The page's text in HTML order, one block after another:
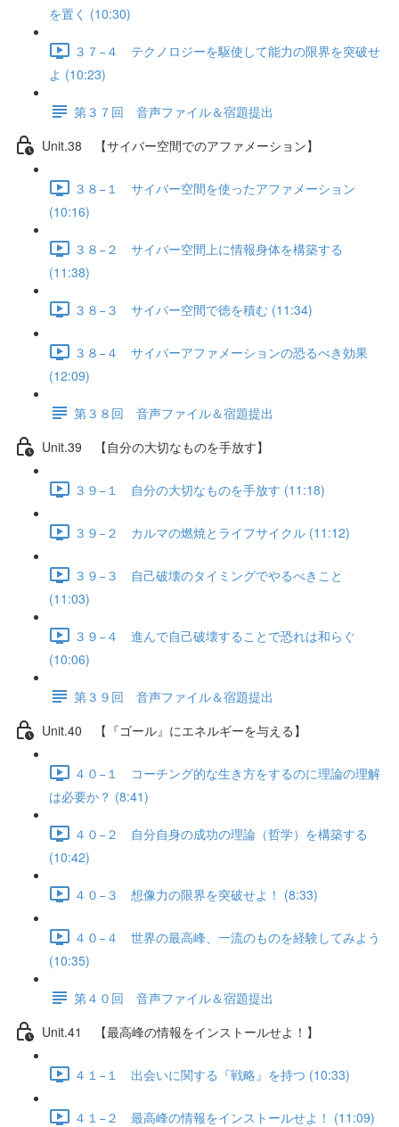
を置く (10:30)
３７−４ テクノロジーを駆使して能力の限界を突破せ
よ (10:23)
第３７回 音声ファイル＆宿題提出
Unit.38 【サイバー空間でのアファメーション】
３８−１ サイバー空間を使ったアファメーション
(10:16)
３８−２ サイバー空間上に情報身体を構築する
(11:38)
３８−３ サイバー空間で徳を積む (11:34)
３８−４ サイバーアファメーションの恐るべき効果
(12:09)
第３８回 音声ファイル＆宿題提出
Unit.39 【自分の大切なものを手放す】
３９−１ 自分の大切なものを手放す (11:18)
３９−２ カルマの燃焼とライフサイクル (11:12)
３９−３ 自己破壊のタイミングでやるべきこと
(11:03)
３９−４ 進んで自己破壊することで恐れは和らぐ
(10:06)
第３９回 音声ファイル＆宿題提出
Unit.40 【『ゴール』にエネルギーを与える】
４０−１ コーチング的な生き方をするのに理論の理解
は必要か？ (8:41)
４０−２ 自分自身の成功の理論（哲学）を構築する
(10:42)
４０−３ 想像力の限界を突破せよ！ (8:33)
４０−４ 世界の最高峰、一流のものを経験してみよう
(10:35)
第４０回 音声ファイル＆宿題提出
Unit.41 【最高峰の情報をインストールせよ！】
４１−１ 出会いに関する『戦略』を持つ (10:33)
４１−２ 最高峰の情報をインストールせよ！ (11:09)